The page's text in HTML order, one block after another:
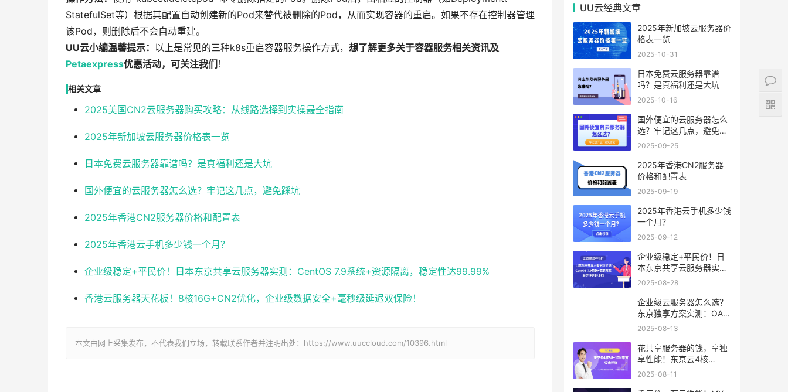
StatefulSet等）根据其配置自动创建新的Pod来替代被删除的Pod，从而实现容器的重启。如果不存在控制器管理
该Pod，则删除后不会自动重建。
UU云小编温馨提示： 以上是常见的三种k8s重启容器服务操作方式， 想了解更多关于容器服务相关资讯及
Petaexpress优惠活动，可关注我们 ！
相关文章
2025美国CN2云服务器购买攻略：从线路选择到实操最全指南
2025年新加坡云服务器价格表一览
日本免费云服务器靠谱吗？是真福利还是大坑
国外便宜的云服务器怎么选？牢记这几点，避免踩坑
2025年香港CN2服务器价格和配置表
2025年香港云手机多少钱一个月？
企业级稳定+平民价！日本东京共享云服务器实测：CentOS 7.9系统+资源隔离，稳定性达99.99%
香港云服务器天花板！8核16G+CN2优化，企业级数据安全+毫秒级延迟双保险！
本文由网上采集发布，不代表我们立场，转载联系作者并注明出处：https://www.uuccloud.com/10396.html
UU云经典文章
2025年新加坡云服务器价
格表一览
2025-10-31
日本免费云服务器靠谱
吗？是真福利还是大坑
2025-10-16
国外便宜的云服务器怎么
选？牢记这几点，避免踩
坑
2025-09-25
2025年香港CN2服务器
价格和配置表
2025-09-19
2025年香港云手机多少钱
一个月？
2025-09-12
企业级稳定+平民价！日
本东京共享云服务器实
测：CentOS 7.9系统+资
99.99%
2025-08-28
企业级云服务器怎么选？
东京独享方案实测：OA系
统响应提速40%，成本降
2025-08-13
花共享服务器的钱，享独
享性能！东京云4核
8G+10M带宽降价来袭
2025-08-11